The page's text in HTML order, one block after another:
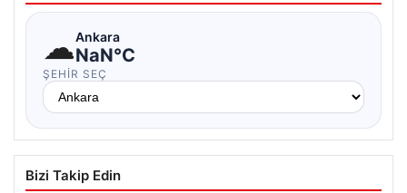
☁Ankara
NaN°C
ŞEHIR SEÇ
Bizi Takip Edin